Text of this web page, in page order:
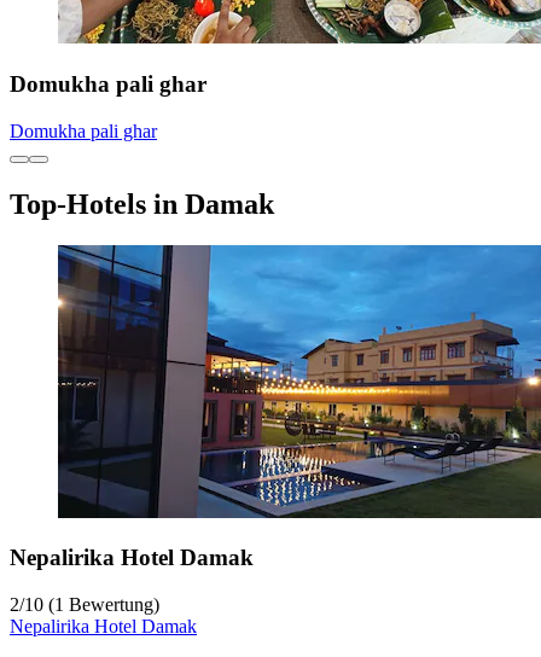
Domukha pali ghar
Domukha pali ghar
Top-Hotels in Damak
Nepalirika Hotel Damak
2/10 (1 Bewertung)
Nepalirika Hotel Damak